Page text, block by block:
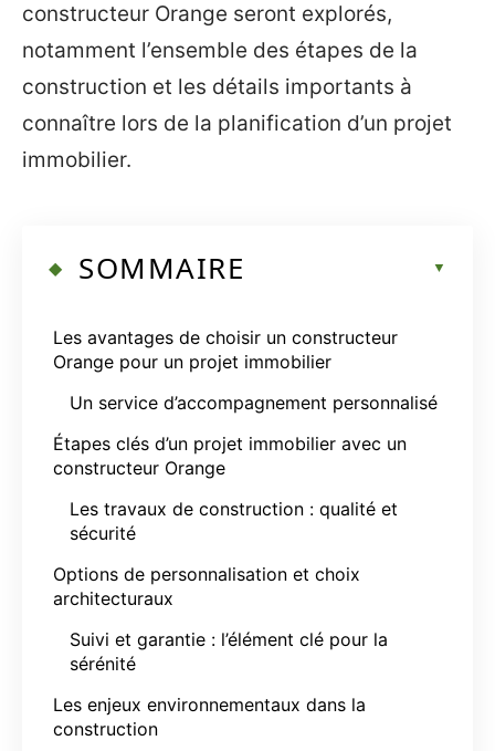
constructeur Orange seront explorés,
notamment l’ensemble des étapes de la
construction et les détails importants à
connaître lors de la planification d’un projet
immobilier.
SOMMAIRE
Les avantages de choisir un constructeur
Orange pour un projet immobilier
Un service d’accompagnement personnalisé
Étapes clés d’un projet immobilier avec un
constructeur Orange
Les travaux de construction : qualité et
sécurité
Options de personnalisation et choix
architecturaux
Suivi et garantie : l’élément clé pour la
sérénité
Les enjeux environnementaux dans la
construction